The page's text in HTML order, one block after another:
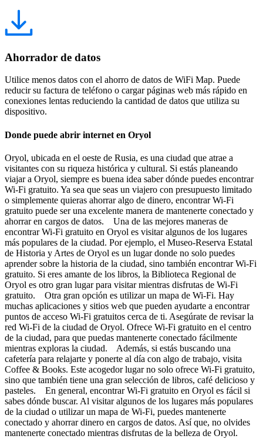
Ahorrador de datos
Utilice menos datos con el ahorro de datos de WiFi Map. Puede
reducir su factura de teléfono o cargar páginas web más rápido en
conexiones lentas reduciendo la cantidad de datos que utiliza su
dispositivo.
Donde puede abrir internet en Oryol
Oryol, ubicada en el oeste de Rusia, es una ciudad que atrae a
visitantes con su riqueza histórica y cultural. Si estás planeando
viajar a Oryol, siempre es buena idea saber dónde puedes encontrar
Wi-Fi gratuito. Ya sea que seas un viajero con presupuesto limitado
o simplemente quieras ahorrar algo de dinero, encontrar Wi-Fi
gratuito puede ser una excelente manera de mantenerte conectado y
ahorrar en cargos de datos. Una de las mejores maneras de
encontrar Wi-Fi gratuito en Oryol es visitar algunos de los lugares
más populares de la ciudad. Por ejemplo, el Museo-Reserva Estatal
de Historia y Artes de Oryol es un lugar donde no solo puedes
aprender sobre la historia de la ciudad, sino también encontrar Wi-Fi
gratuito. Si eres amante de los libros, la Biblioteca Regional de
Oryol es otro gran lugar para visitar mientras disfrutas de Wi-Fi
gratuito. Otra gran opción es utilizar un mapa de Wi-Fi. Hay
muchas aplicaciones y sitios web que pueden ayudarte a encontrar
puntos de acceso Wi-Fi gratuitos cerca de ti. Asegúrate de revisar la
red Wi-Fi de la ciudad de Oryol. Ofrece Wi-Fi gratuito en el centro
de la ciudad, para que puedas mantenerte conectado fácilmente
mientras exploras la ciudad. Además, si estás buscando una
cafetería para relajarte y ponerte al día con algo de trabajo, visita
Coffee & Books. Este acogedor lugar no solo ofrece Wi-Fi gratuito,
sino que también tiene una gran selección de libros, café delicioso y
pasteles. En general, encontrar Wi-Fi gratuito en Oryol es fácil si
sabes dónde buscar. Al visitar algunos de los lugares más populares
de la ciudad o utilizar un mapa de Wi-Fi, puedes mantenerte
conectado y ahorrar dinero en cargos de datos. Así que, no olvides
mantenerte conectado mientras disfrutas de la belleza de Oryol.